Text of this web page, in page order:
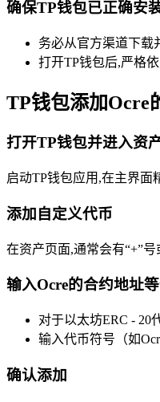
确保TP钱包已正确安
务必从官方渠道下载
打开TP钱包后,严格
TP钱包添加Ocre
打开TP钱包并进入资
启动TP钱包应用,在主界面
添加自定义代币
在资产页面,通常会有“+”
输入Ocre的合约地址
对于以太坊ERC - 20
输入代币符号（如
确认添加